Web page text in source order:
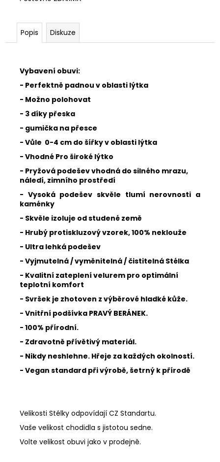
Popis Diskuze
Vybavení obuvi:
- Perfektně padnou v oblasti lýtka
- Možno polohovat
- 3 díky přeska
- gumička na přesce
- Vůle 0-4 cm do šířky v oblasti lýtka
- Vhodné Pro široké lýtko
- Pryžová podešev vhodná do silného mrazu,
náledí, zimního prostředí
- Vysoká podešev skvěle tlumí nerovnosti a
kaménky
- Skvěle izoluje od studené země
- Hrubý protiskluzový vzorek, 100% neklouže
- Ultra lehká podešev
- Vyjmutelná / vyměnitelná / čistitelná Stélka
- Kvalitní zateplení velurem pro optimální
teplotní komfort
- Svršek je zhotoven z výběrové hladké kůže.
- Vnitřní podšívka PRAVÝ BERÁNEK.
- 100% přírodní.
- Zdravotně přívětivý materiál.
- Nikdy neshlehne. Hřeje za každých okolností.
- Vegan standard při výrobě, šetrný k přírodě
Velikosti Stélky odpovídají CZ Standartu.
Vaše velikost chodidla s jistotou sedne.
Volte velikost obuvi jako v prodejně.